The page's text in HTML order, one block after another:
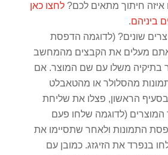
חיתוך מתאים לכם? לחצו כאן
ביניהם.
שונים? (לדוגמה הדפסת
אתם מעלים את הקבצים מהמחשב
בתיקיה משלו עם שם המוצר. אם
מהסלולר או מהטאבלט
הראשון, פצלו את שליחת
(לדוגמה שלחו פעם
התמונות ולאחר שתסיימו את
בנפרד את הזיגזג. כמובן עם